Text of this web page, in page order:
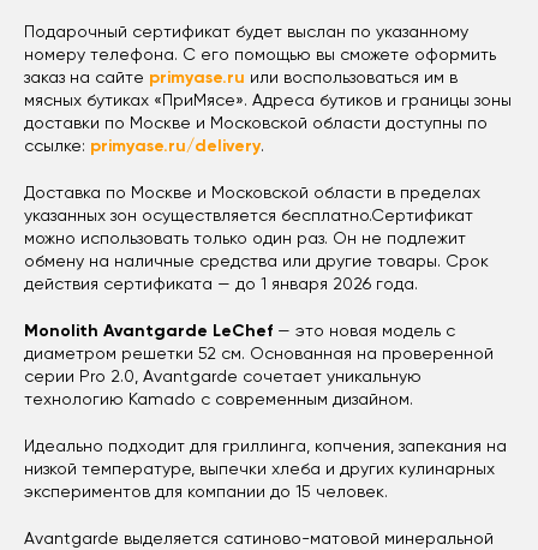
Подарочный сертификат будет выслан по указанному
номеру телефона. С его помощью вы сможете оформить
заказ на сайте primyase.ru или воспользоваться им в
мясных бутиках «ПриМясе». Адреса бутиков и границы зоны
доставки по Москве и Московской области доступны по
ссылке: primyase.ru/delivery.
Доставка по Москве и Московской области в пределах
указанных зон осуществляется бесплатно.Сертификат
можно использовать только один раз. Он не подлежит
обмену на наличные средства или другие товары. Срок
действия сертификата — до 1 января 2026 года.
Monolith Avantgarde LeChef — это новая модель с
диаметром решетки 52 см. Основанная на проверенной
серии Pro 2.0, Avantgarde сочетает уникальную
технологию Kamado с современным дизайном.
Идеально подходит для гриллинга, копчения, запекания на
низкой температуре, выпечки хлеба и других кулинарных
экспериментов для компании до 15 человек.
Avantgarde выделяется сатиново-матовой минеральной